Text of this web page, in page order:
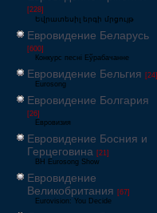
[228]
Եվրատեսիլ երգի մրցույթ
Евровидение Беларусь
[600]
Конкурс песні Еўрабачанне
Евровидение Бельгия [24]
Eurosong
Евровидение Болгария
[26]
Евровизия
Евровидение Босния и
Герцеговина [21]
BH Eurosong Show
Евровидение
Великобритания [67]
Eurovision: You Decide